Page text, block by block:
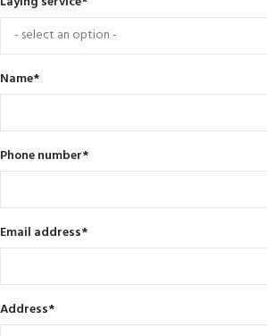
Name*
Phone number*
Email address*
Address*